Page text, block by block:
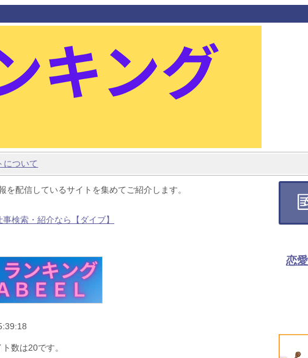
について
配信しているサイトを集めてご紹介します。
検索・紹介なら【ダイブ】
数は20です。
恋